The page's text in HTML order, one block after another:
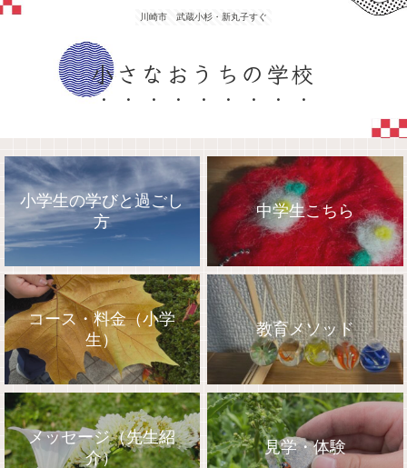
川崎市 武蔵小杉・新丸子すぐ
小さなおうちの学校
小学生の学びと過ごし
方
中学生こちら
コース・料金（小学
生）
教育メソッド
メッセージ（先生紹
介）
見学・体験